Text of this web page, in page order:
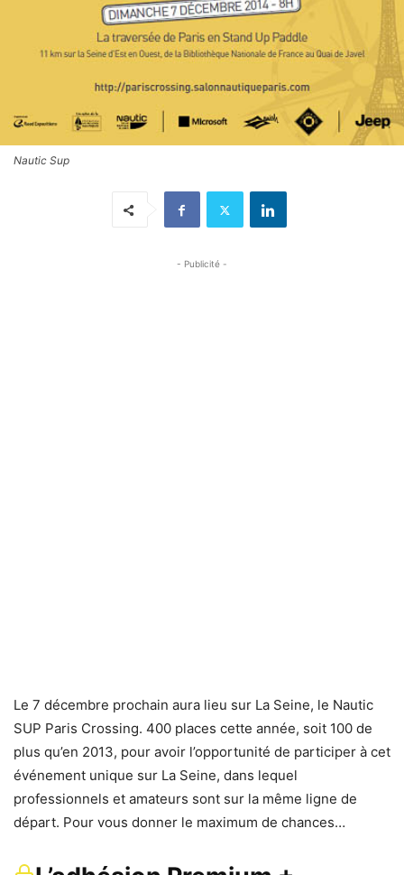
Nautic Sup
- Publicité -
Le 7 décembre prochain aura lieu sur La Seine, le Nautic
SUP Paris Crossing. 400 places cette année, soit 100 de
plus qu’en 2013, pour avoir l’opportunité de participer à cet
événement unique sur La Seine, dans lequel
professionnels et amateurs sont sur la même ligne de
départ. Pour vous donner le maximum de chances…